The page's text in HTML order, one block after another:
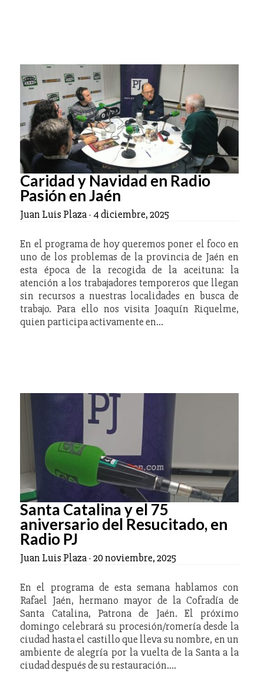
Caridad y Navidad en Radio
Pasión en Jaén
Juan Luis Plaza- 4 diciembre, 2025
En el programa de hoy queremos poner el foco en
uno de los problemas de la provincia de Jaén en
esta época de la recogida de la aceituna: la
atención a los trabajadores temporeros que llegan
sin recursos a nuestras localidades en busca de
trabajo. Para ello nos visita Joaquín Riquelme,
quien participa activamente en…
Santa Catalina y el 75
aniversario del Resucitado, en
Radio PJ
Juan Luis Plaza-20 noviembre, 2025
En el programa de esta semana hablamos con
Rafael Jaén, hermano mayor de la Cofradía de
Santa Catalina, Patrona de Jaén. El próximo
domingo celebrará su procesión/romería desde la
ciudad hasta el castillo que lleva su nombre, en un
ambiente de alegría por la vuelta de la Santa a la
ciudad después de su restauración.…